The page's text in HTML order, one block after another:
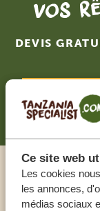
Ce site web
Les cookies
les annonces,
médias sociaux
vos
DEVIS